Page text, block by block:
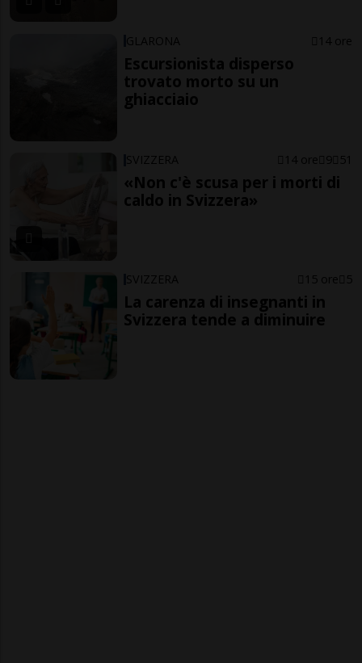
GLARONA 14 ore
Escursionista disperso
trovato morto su un
ghiacciaio
SVIZZERA 14 ore 9 51
«Non c'è scusa per i morti di
caldo in Svizzera»
SVIZZERA 15 ore 5
La carenza di insegnanti in
Svizzera tende a diminuire